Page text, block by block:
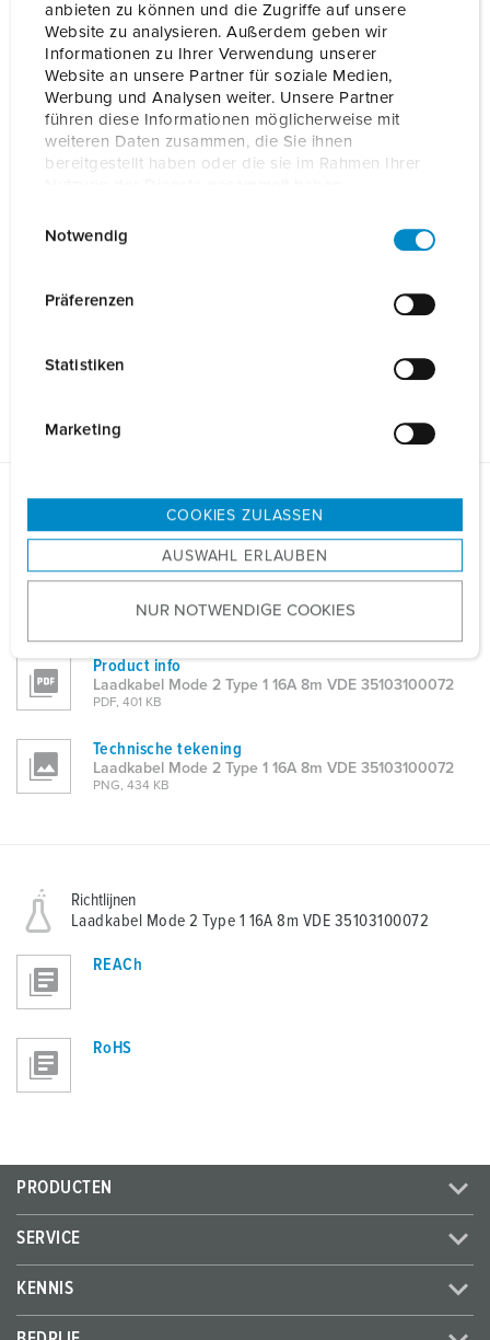
anbieten zu können und die Zugriffe auf unsere
Website zu analysieren. Außerdem geben wir
Informationen zu Ihrer Verwendung unserer
Website an unsere Partner für soziale Medien,
Werbung und Analysen weiter. Unsere Partner
führen diese Informationen möglicherweise mit
weiteren Daten zusammen, die Sie ihnen
bereitgestellt haben oder die sie im Rahmen Ihrer
s
u
w
a
h
Notwendig
Präferenzen
Statistiken
Marketing
COOKIES ZULASSEN
AUSWAHL ERLAUBEN
NUR NOTWENDIGE COOKIES
BLADWIJZERS TOEVOEGEN
Onze producten kunt u in het gedeelte
verlanglijstje/winkelmand in verschillende lijsten beheren.
Mijn lijst(0) TOEVOEGEN
NIEUW LIJST MAKEN
Gegevensbladen & Downloads
Laadkabel Mode 2 Type 1 16A 8m VDE 35103100072
Gebruiks- en installatiehandleiding
Laadkabel Mode 2 Type 1 16A 8m VDE 35103100072
PDF, 2 MB
Product info
Laadkabel Mode 2 Type 1 16A 8m VDE 35103100072
PDF, 401 KB
Technische tekening
Laadkabel Mode 2 Type 1 16A 8m VDE 35103100072
PNG, 434 KB
Richtlijnen
Laadkabel Mode 2 Type 1 16A 8m VDE 35103100072
REACh
RoHS
PRODUCTEN
SERVICE
KENNIS